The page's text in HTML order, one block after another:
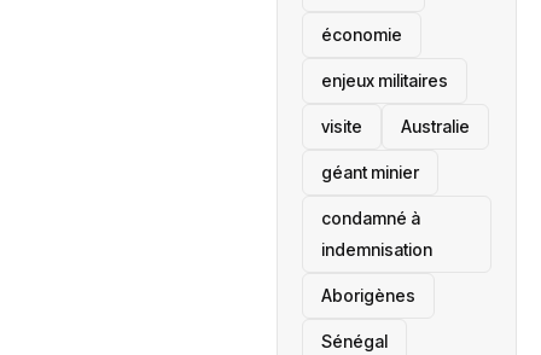
économie
enjeux militaires
visite ‎Australie
géant minier
condamné à
indemnisation
Aborigènes
Sénégal